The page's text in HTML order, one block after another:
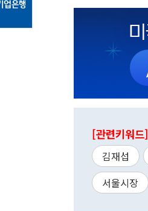
[관련키워드]
김재섭
서울시장